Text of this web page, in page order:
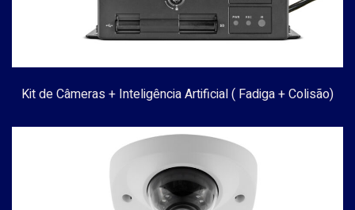
Kit de Câmeras + Inteligência Artificial ( Fadiga + Colisão)